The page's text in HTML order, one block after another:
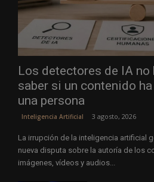
Los detectores de IA no
saber si un contenido
una persona
Inteligencia Artificial 3 agosto, 2026
La irrupción de la inteligencia artificial
nueva disputa sobre la autoría de los
imágenes, vídeos y audios...